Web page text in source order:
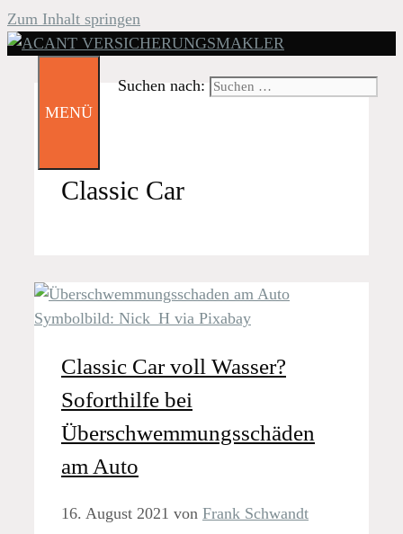
Zum Inhalt springen
Suchen nach:
MENÜ
Classic Car
Classic Car voll Wasser?
Soforthilfe bei
Überschwemmungsschäden
am Auto
16. August 2021 von Frank Schwandt